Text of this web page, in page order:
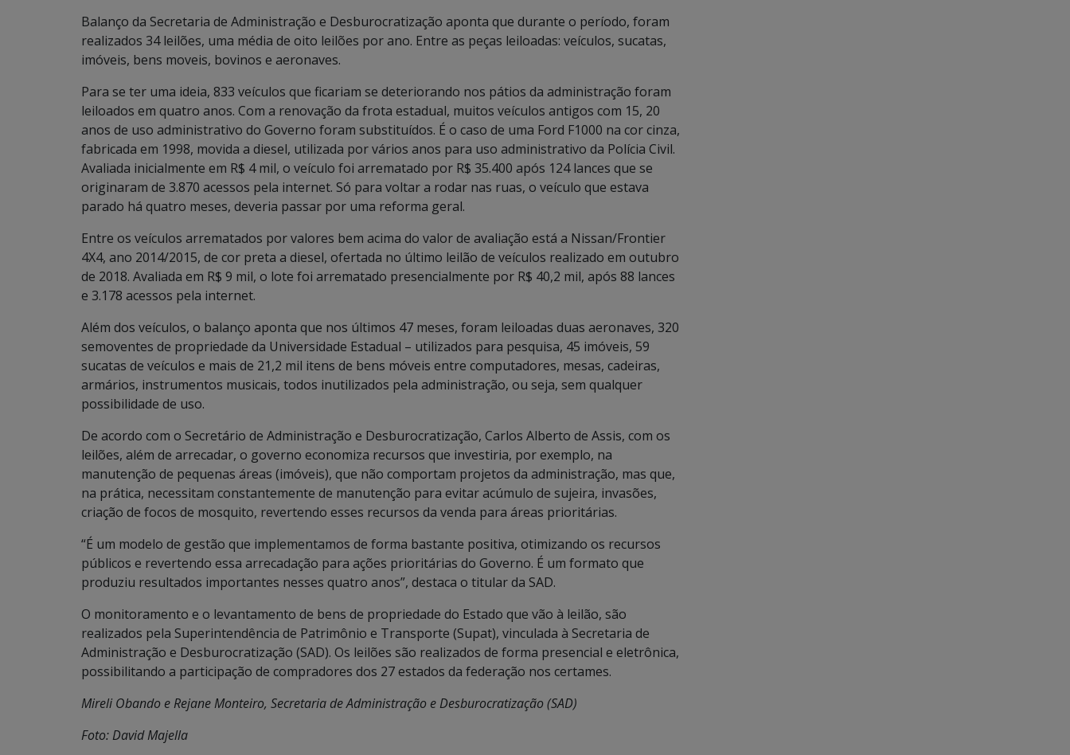
Balanço da Secretaria de Administração e Desburocratização aponta que durante o período, foram
realizados 34 leilões, uma média de oito leilões por ano. Entre as peças leiloadas: veículos, sucatas,
imóveis, bens moveis, bovinos e aeronaves.
Para se ter uma ideia, 833 veículos que ficariam se deteriorando nos pátios da administração foram
leiloados em quatro anos. Com a renovação da frota estadual, muitos veículos antigos com 15, 20
anos de uso administrativo do Governo foram substituídos. É o caso de uma Ford F1000 na cor cinza,
fabricada em 1998, movida a diesel, utilizada por vários anos para uso administrativo da Polícia Civil.
Avaliada inicialmente em R$ 4 mil, o veículo foi arrematado por R$ 35.400 após 124 lances que se
originaram de 3.870 acessos pela internet. Só para voltar a rodar nas ruas, o veículo que estava
parado há quatro meses, deveria passar por uma reforma geral.
Entre os veículos arrematados por valores bem acima do valor de avaliação está a Nissan/Frontier
4X4, ano 2014/2015, de cor preta a diesel, ofertada no último leilão de veículos realizado em outubro
de 2018. Avaliada em R$ 9 mil, o lote foi arrematado presencialmente por R$ 40,2 mil, após 88 lances
e 3.178 acessos pela internet.
Além dos veículos, o balanço aponta que nos últimos 47 meses, foram leiloadas duas aeronaves, 320
semoventes de propriedade da Universidade Estadual – utilizados para pesquisa, 45 imóveis, 59
sucatas de veículos e mais de 21,2 mil itens de bens móveis entre computadores, mesas, cadeiras,
armários, instrumentos musicais, todos inutilizados pela administração, ou seja, sem qualquer
possibilidade de uso.
De acordo com o Secretário de Administração e Desburocratização, Carlos Alberto de Assis, com os
leilões, além de arrecadar, o governo economiza recursos que investiria, por exemplo, na
manutenção de pequenas áreas (imóveis), que não comportam projetos da administração, mas que,
na prática, necessitam constantemente de manutenção para evitar acúmulo de sujeira, invasões,
criação de focos de mosquito, revertendo esses recursos da venda para áreas prioritárias.
“É um modelo de gestão que implementamos de forma bastante positiva, otimizando os recursos
públicos e revertendo essa arrecadação para ações prioritárias do Governo. É um formato que
produziu resultados importantes nesses quatro anos”, destaca o titular da SAD.
O monitoramento e o levantamento de bens de propriedade do Estado que vão à leilão, são
realizados pela Superintendência de Patrimônio e Transporte (Supat), vinculada à Secretaria de
Administração e Desburocratização (SAD). Os leilões são realizados de forma presencial e eletrônica,
possibilitando a participação de compradores dos 27 estados da federação nos certames.
Mireli Obando e Rejane Monteiro, Secretaria de Administração e Desburocratização (SAD)
Foto: David Majella